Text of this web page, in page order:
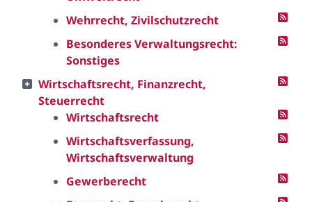
Wehrrecht, Zivilschutzrecht
Besonderes Verwaltungsrecht:
Sonstiges
Wirtschaftsrecht, Finanzrecht,
Steuerrecht
Wirtschaftsrecht
Wirtschaftsverfassung,
Wirtschaftsverwaltung
Gewerberecht